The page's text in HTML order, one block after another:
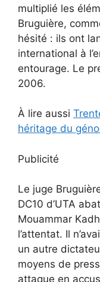
multiplié les
Bruguière,
hésité : ils ont
international à
entourage. Le
2006.
À lire aussi
héritage du
Publicité
Le juge
DC10 d’UTA
Mouammar
l’attentat. Il
un autre
moyens de
attaque en